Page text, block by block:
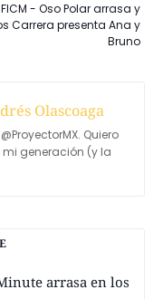
FICM - Oso Polar arrasa y
Carrera presenta Ana y
Bruno
Olascoaga
Quiero
mi generación (y la
arrasa en los